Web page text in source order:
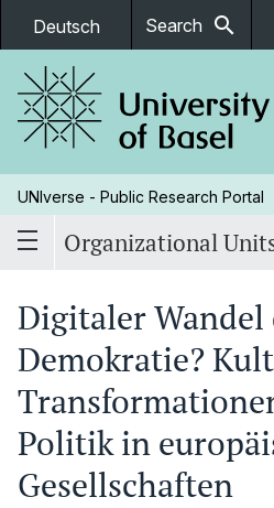
Deutsch Search search
UNIverse - Public Research Portal
Organizational
Digitaler Wandel
Demokratie?
Politik in
Gesellschaften